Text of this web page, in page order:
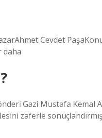
Cevdet
daha
Gazi Mustafa
zaferle